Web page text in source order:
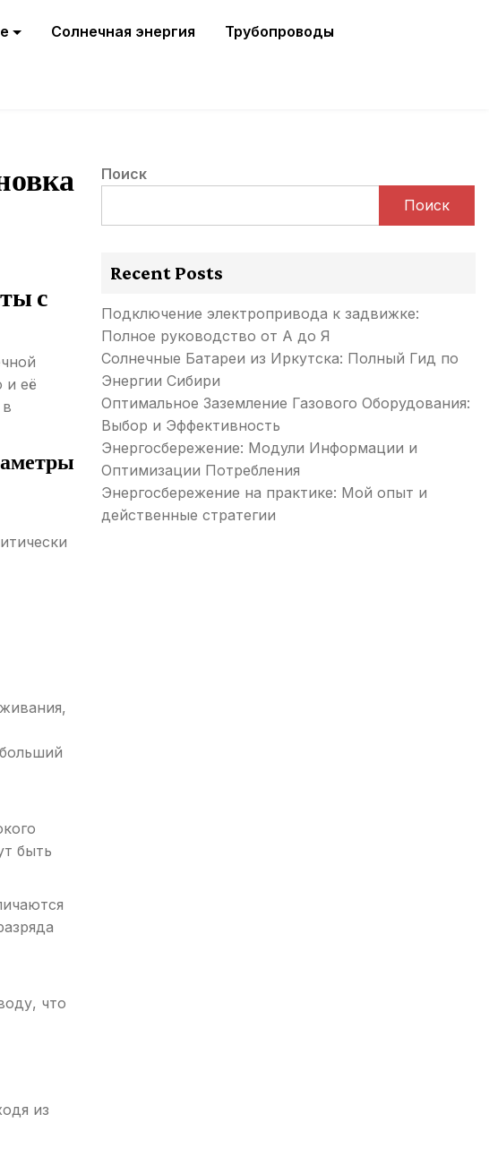
Солнечная энергия Трубопроводы
с
и её
быть
что
из
Поиск
Поиск
Recent Posts
Подключение электропривода к задвижке:
Полное руководство от А до Я
Солнечные Батареи из Иркутска: Полный Гид по
Энергии Сибири
Оптимальное Заземление Газового Оборудования:
Выбор и Эффективность
Энергосбережение: Модули Информации и
Оптимизации Потребления
Энергосбережение на практике: Мой опыт и
действенные стратегии